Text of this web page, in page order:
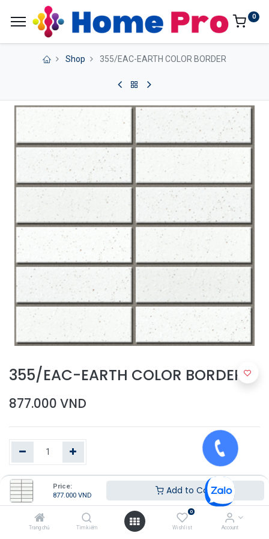
Price:
877.000 VND Add to Cart
Trang chủ Tìm kiếm
0
Wishlist Account
0
Shop 355/EAC-EARTH COLOR BORDER
355/EAC-EARTH COLOR BORDER
877.000 VND
Thêm vào giỏ hàng